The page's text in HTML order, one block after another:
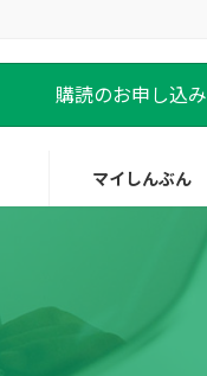
購読のお申し込み
マイしんぶん